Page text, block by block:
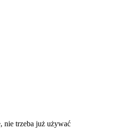
nie trzeba już używać